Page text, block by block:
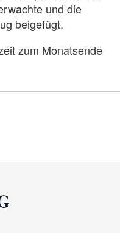
und die
beigefügt.
zum Monatsende